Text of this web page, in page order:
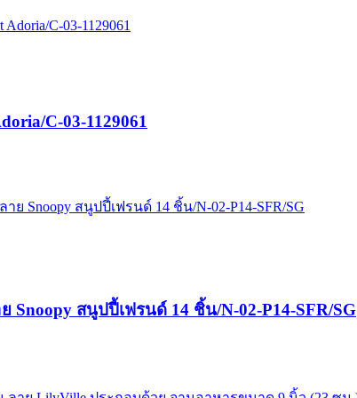
C-03-1129061
Snoopy สนูปปี้เฟรนด์ 14 ชิ้น/N-02-P14-SFR/SG